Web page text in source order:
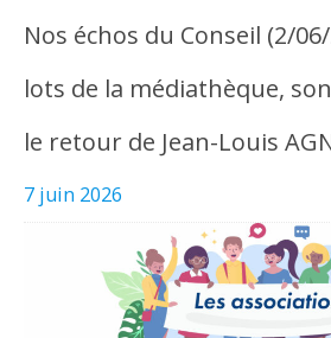
Nos échos du Conseil (2/
lots de la médiathèque,
le retour de Jean-Louis
7 juin 2026